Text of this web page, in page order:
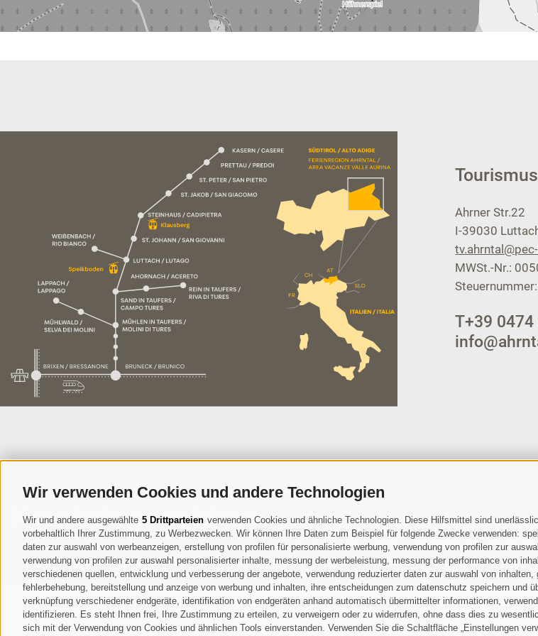
Wir verwenden Cookies und andere Technologien
Wir und andere ausgewählte 5 Drittparteien verwenden Cookies und ähnliche Technologien. Diese Hilfsmittel sind
vorbehaltlich Ihrer Zustimmung, zu Werbezwecken. Wir können Ihre Daten zum Beispiel für folgende Zwecke verwenden:
daten zur auswahl von werbeanzeigen, erstellung von profilen für personalisierte werbung, verwendung von profilen zur
verwendung von profilen zur auswahl personalisierter inhalte, messung der werbeleistung, messung der performance von
verschiedenen quellen, entwicklung und verbesserung der angebote, verwendung reduzierter daten zur auswahl von
fehlerbehebung, bereitstellung und anzeige von werbung und inhalten, ihre entscheidungen zum datenschutz speichern und
verknüpfung verschiedener endgeräte, identifikation von endgeräten anhand automatisch übermittelter informationen,
identifizieren. Es steht Ihnen frei, Ihre Zustimmung zu erteilen, zu verweigern oder zu widerrufen, ohne dass dies zu
sich mit der Verwendung von Cookies und ähnlichen Tools einverstanden. Verwenden Sie die Schaltfläche „Einstellungen
Ahrner Str.22
I-39030
MWSt.-Nr.:
T+39
Newsletteranmeldung
Ich habe die Datenschutzbestimmungen
gelesen und
Daten durch den Verantwortlichen zu
Sitemap •